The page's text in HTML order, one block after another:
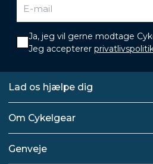
Ja, jeg vil gerne modtage
Jeg accepterer
Lad os hjælpe dig
Om Cykelgear
Genveje